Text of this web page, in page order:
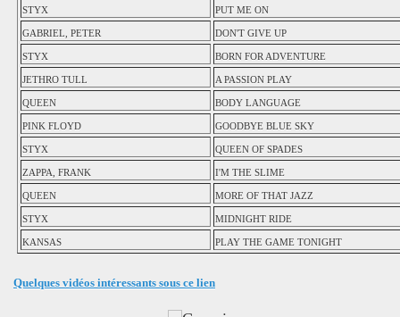
STYX PUT ME ON
GABRIEL, PETER DON'T GIVE UP
STYX BORN FOR ADVENTURE
JETHRO TULL A PASSION PLAY
QUEEN BODY LANGUAGE
PINK FLOYD GOODBYE BLUE SKY
STYX QUEEN OF SPADES
ZAPPA, FRANK I'M THE SLIME
QUEEN MORE OF THAT JAZZ
STYX MIDNIGHT RIDE
KANSAS PLAY THE GAME TONIGHT
Quelques vidéos intéressants sous ce lien